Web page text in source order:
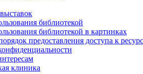
библиотекой
библиотекой в картинках
предоставления доступа к
клиника